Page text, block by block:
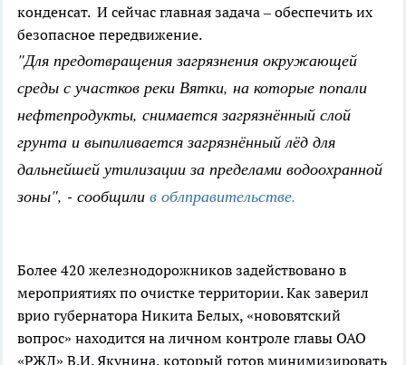
конденсат. И сейчас главная задача – обеспечить их
безопасное передвижение.
"Для предотвращения загрязнения окружающей
среды с участков реки Вятки, на которые попали
нефтепродукты, снимается загрязнённый слой
грунта и выпиливается загрязнённый лёд для
дальнейшей утилизации за пределами водоохранной
зоны", - сообщили в облправительстве.
Более 420 железнодорожников задействовано в
мероприятиях по очистке территории. Как заверил
врио губернатора Никита Белых, «нововятский
вопрос» находится на личном контроле главы ОАО
«РЖД» В.И. Якунина, который готов минимизировать